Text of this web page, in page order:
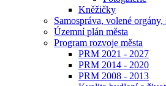
Kněžičky
Samospráva, volené orgány,
Územní plán města
Program rozvoje města
PRM 2021 - 2027
PRM 2014 - 2020
PRM 2008 - 2013